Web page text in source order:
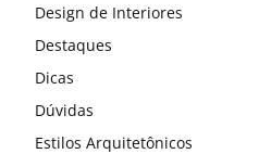
Design de Interiores
Destaques
Dicas
Dúvidas
Estilos Arquitetônicos